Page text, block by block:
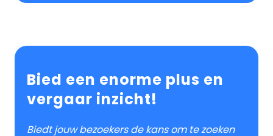
Bied een enorme plus en
vergaar inzicht!
Biedt jouw bezoekers de kans om te zoeken